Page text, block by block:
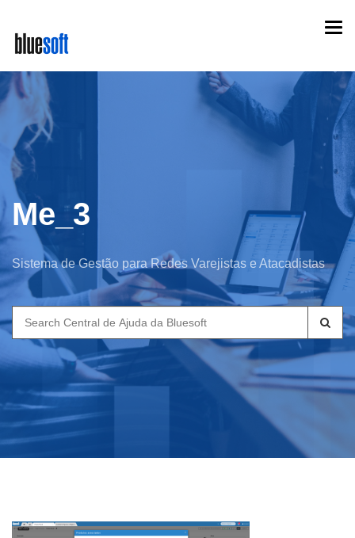
main
content
Me_3
Sistema de Gestão para Redes Varejistas e Atacadistas
Search
for: